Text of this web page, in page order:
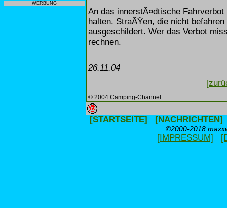
WERBUNG
An das innerstÃ¤dtische
halten. StraÃŸen, die nicht
ausgeschildert. Wer das Verbot
rechnen.
26.11.04
© 2004 Camping-Channel
[STARTSEITE] [NACHRICHTEN]
©2000-2018
[IMPRESSUM]